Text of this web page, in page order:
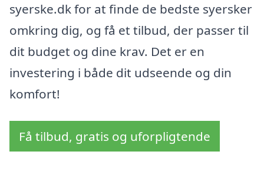
syerske.dk for at finde de bedste syersker
omkring dig, og få et tilbud, der passer til
dit budget og dine krav. Det er en
investering i både dit udseende og din
komfort!
Få tilbud, gratis og uforpligtende